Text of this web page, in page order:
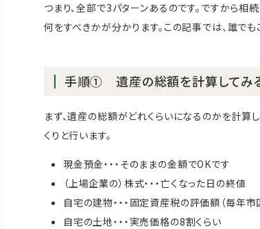
つまり、全部で3パターンあるのです。ですから
何をすべきかが分かります。この記事では、誰で
手順① 遺産の総額を計算してみ
まず、遺産の総額がどれくらいになるのかを計
くりと行います。
現金預金・・・そのままの金額でOKです
（上場企業の）株式・・・亡くなった日の終値
自宅の建物・・・固定資産税の評価額（毎年
自宅の土地・・・実売価格の8割くらい